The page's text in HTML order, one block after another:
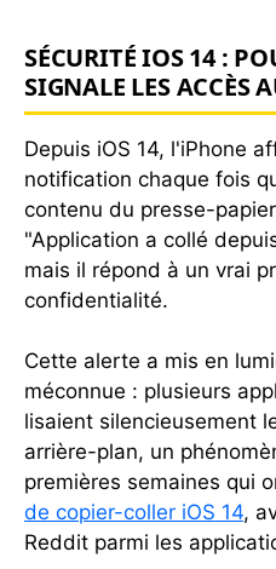
SÉCURITÉ IOS 14 :
SIGNALE LES ACCÈS
Depuis iOS 14, l'iPhone
notification chaque fois
contenu du presse-
"Application a collé
mais il répond à un vrai
confidentialité.
Cette alerte a mis en
méconnue : plusieurs
lisaient silencieusement
arrière-plan, un
premières semaines qui
de copier-coller iOS 14,
Reddit parmi les